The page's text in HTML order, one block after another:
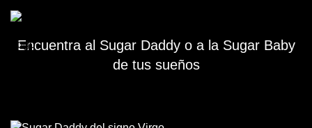
Encuentra al Sugar Daddy o a la Sugar Baby
de tus sueños